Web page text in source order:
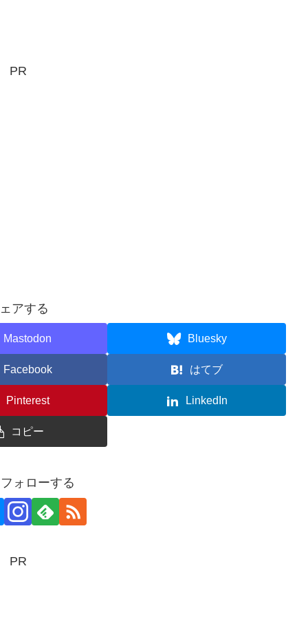
PR
アする
Mastodon Bluesky
Facebook はてブ
Pinterest LinkedIn
コピー
ォローする
PR